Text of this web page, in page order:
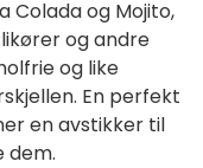
Colada og Mojito,
og andre
og like
En perfekt
en avstikker til
dem.